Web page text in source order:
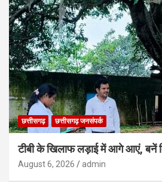
छत्तीसगढ़ छत्तीसगढ़ जनसंपर्क
टीबी के खिलाफ लड़ाई में आगे आएं, बनें
August 6, 2026 admin